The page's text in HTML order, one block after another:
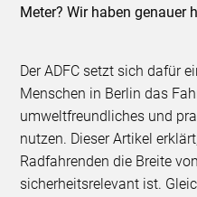
Meter? Wir haben genauer
Der ADFC setzt sich dafür
Menschen in Berlin das
umweltfreundliches und
nutzen. Dieser Artikel
Radfahrenden die Breite
sicherheitsrelevant ist.